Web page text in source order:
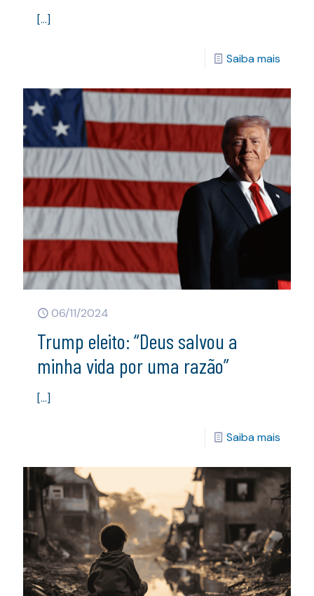
[…]
Saiba mais
06/11/2024
Trump eleito: “Deus salvou a
minha vida por uma razão”
[…]
Saiba mais